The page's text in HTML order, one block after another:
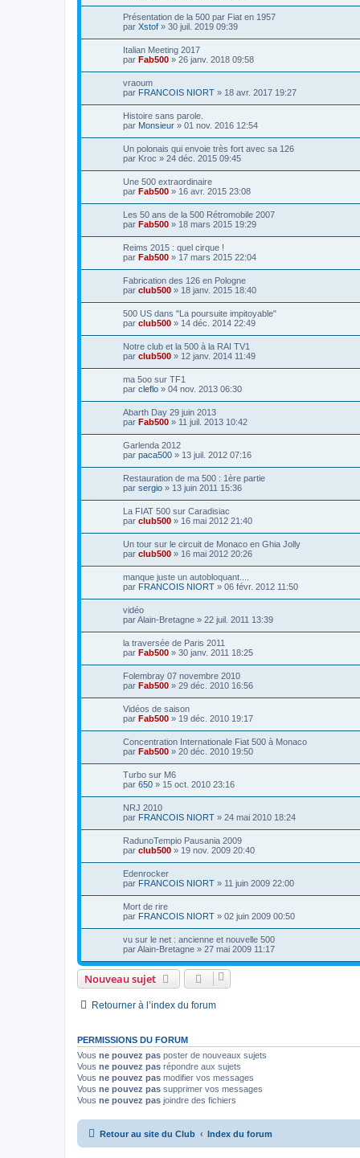
Présentation de la 500 par Fiat en 1957
par Xstof » 30 juil. 2019 09:39
Italian Meeting 2017
par Fab500 » 26 janv. 2018 09:58
vraoum
par FRANCOIS NIORT » 18 avr. 2017 19:27
Histoire sans parole.
par Monsieur » 01 nov. 2016 12:54
Un polonais qui envoie très fort avec sa 126
par Kroc » 24 déc. 2015 09:45
Une 500 extraordinaire
par Fab500 » 16 avr. 2015 23:08
Les 50 ans de la 500 Rétromobile 2007
par Fab500 » 18 mars 2015 19:29
Reims 2015 : quel cirque !
par Fab500 » 17 mars 2015 22:04
Fabrication des 126 en Pologne
par club500 » 18 janv. 2015 18:40
500 US dans "La poursuite impitoyable"
par club500 » 14 déc. 2014 22:49
Notre club et la 500 à la RAI TV1
par club500 » 12 janv. 2014 11:49
ma 5oo sur TF1
par cleflo » 04 nov. 2013 06:30
Abarth Day 29 juin 2013
par Fab500 » 11 juil. 2013 10:42
Garlenda 2012
par paca500 » 13 juil. 2012 07:16
Restauration de ma 500 : 1ère partie
par sergio » 13 juin 2011 15:36
La FIAT 500 sur Caradisiac
par club500 » 16 mai 2012 21:40
Un tour sur le circuit de Monaco en Ghia Jolly
par club500 » 16 mai 2012 20:26
manque juste un autobloquant....
par FRANCOIS NIORT » 06 févr. 2012 11:50
vidéo
parAlain-Bretagne » 22 juil. 2011 13:39
la traversée de Paris 2011
par Fab500 » 30 janv. 2011 18:25
Folembray 07 novembre 2010
par Fab500 » 29 déc. 2010 16:56
Vidéos de saison
par Fab500 » 19 déc. 2010 19:17
Concentration Internationale Fiat 500 à Monaco
par Fab500 » 20 déc. 2010 19:50
Turbo sur M6
par 650 » 15 oct. 2010 23:16
NRJ 2010
par FRANCOIS NIORT » 24 mai 2010 18:24
RadunoTempio Pausania 2009
par club500 » 19 nov. 2009 20:40
Edenrocker
par FRANCOIS NIORT » 11 juin 2009 22:00
Mort de rire
par FRANCOIS NIORT » 02 juin 2009 00:50
vu sur le net : ancienne et nouvelle 500
parAlain-Bretagne » 27 mai 2009 11:17
Nouveau sujet
Retourner à l’index du forum
PERMISSIONS DU FORUM
Vous ne pouvez pas poster de nouveaux sujets
Vous ne pouvez pas répondre aux sujets
Vous ne pouvez pas modifier vos messages
Vous ne pouvez pas supprimer vos messages
Vous ne pouvez pas joindre des fichiers
Retour au site du Club Index du forum